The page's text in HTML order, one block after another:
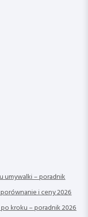
umywalki – poradnik
i ceny 2026
kroku – poradnik 2026